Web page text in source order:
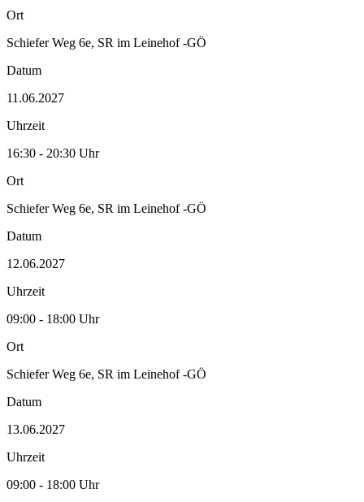
Ort
Schiefer Weg 6e, SR im Leinehof -GÖ
Datum
11.06.2027
Uhrzeit
16:30 - 20:30 Uhr
Ort
Schiefer Weg 6e, SR im Leinehof -GÖ
Datum
12.06.2027
Uhrzeit
09:00 - 18:00 Uhr
Ort
Schiefer Weg 6e, SR im Leinehof -GÖ
Datum
13.06.2027
Uhrzeit
09:00 - 18:00 Uhr